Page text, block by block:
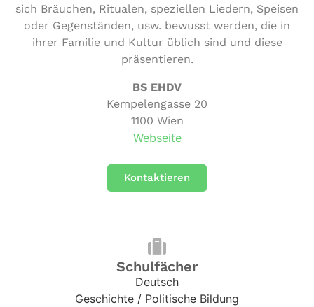
sich Bräuchen, Ritualen, speziellen Liedern, Speisen
oder Gegenständen, usw. bewusst werden, die in
ihrer Familie und Kultur üblich sind und diese
präsentieren.
BS EHDV
Kempelengasse 20
1100 Wien
Webseite
Kontaktieren
Schulfächer
Deutsch
Geschichte / Politische Bildung